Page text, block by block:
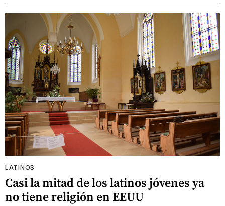
LATINOS
Casi la mitad de los latinos jóvenes ya
no tiene religión en EEUU